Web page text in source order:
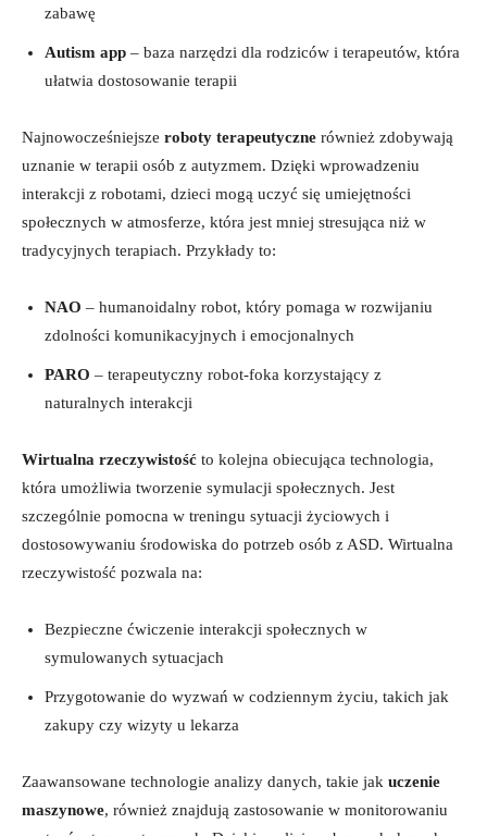
zabawę
Autism app – baza narzędzi dla rodziców i terapeutów, która
ułatwia dostosowanie terapii
Najnowocześniejsze roboty terapeutyczne również zdobywają
uznanie w terapii osób z autyzmem. Dzięki wprowadzeniu
interakcji z robotami, dzieci mogą uczyć się umiejętności
społecznych w atmosferze, która jest mniej stresująca niż w
tradycyjnych terapiach. Przykłady to:
NAO – humanoidalny robot, który pomaga w rozwijaniu
zdolności komunikacyjnych i emocjonalnych
PARO – terapeutyczny robot-foka korzystający z
naturalnych interakcji
Wirtualna rzeczywistość to kolejna obiecująca technologia,
która umożliwia tworzenie symulacji społecznych. Jest
szczególnie pomocna w treningu sytuacji życiowych i
dostosowywaniu środowiska do potrzeb osób z ASD. Wirtualna
rzeczywistość pozwala na:
Bezpieczne ćwiczenie interakcji społecznych w
symulowanych sytuacjach
Przygotowanie do wyzwań w codziennym życiu, takich jak
zakupy czy wizyty u lekarza
Zaawansowane technologie analizy danych, takie jak uczenie
maszynowe, również znajdują zastosowanie w monitorowaniu